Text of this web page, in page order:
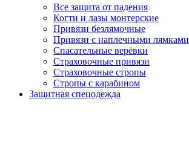
Все защита от падения
Когти и лазы монтерские
Привязи безлямочные
Привязи с наплечными лямками
Спасательные верёвки
Страховочные привязи
Страховочные стропы
Стропы с карабином
Защитная спецодежда